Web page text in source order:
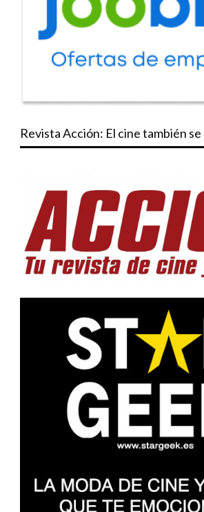
Revista Acción: El cine también se